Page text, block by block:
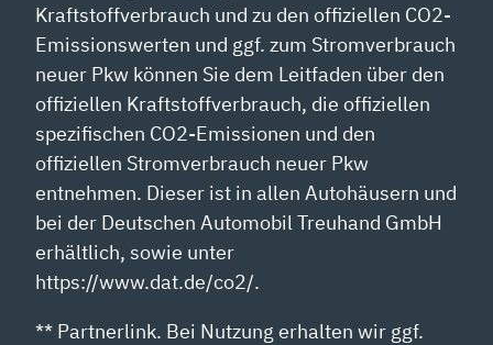
Kraftstoffverbrauch und zu den offiziellen CO2-
Emissionswerten und ggf. zum Stromverbrauch
neuer Pkw können Sie dem Leitfaden über den
offiziellen Kraftstoffverbrauch, die offiziellen
spezifischen CO2-Emissionen und den
offiziellen Stromverbrauch neuer Pkw
entnehmen. Dieser ist in allen Autohäusern und
bei der Deutschen Automobil Treuhand GmbH
erhältlich, sowie unter
https://www.dat.de/co2/.
** Partnerlink. Bei Nutzung erhalten wir ggf.